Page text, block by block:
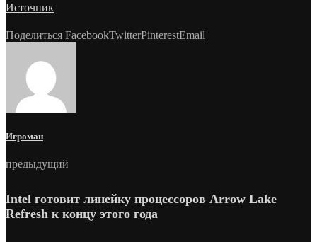
Источник
Поделиться FacebookTwitterPinterestEmail
Игроман
предыдущий
Intel готовит линейку процессоров Arrow Lake
Refresh к концу этого года